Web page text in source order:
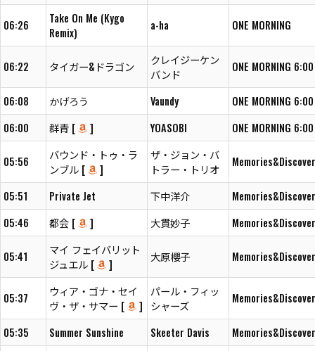
06:26
Take On Me (Kygo
Remix)
a-ha ONE MORNING
06:22 タイガー&ドラゴン
クレイジーケン
バンド
ONE MORNING 6:00
06:08 かげろう Vaundy
ONE MORNING 6:00
06:00
群青 [ ] YOASOBI ONE MORNING 6:00
05:56
バウンド・トゥ・ラ
ンブル [
]
ザ・ジョン・バ
トラー・トリオ
05:51 Private Jet 下中洋介
05:46
都会 [ ] 大貫妙子
05:41
マイ フェイバリット
ジュエル [
]
大原櫻子
05:37
ウィア・ゴナ・セイ
ヴ・ザ・サマー [
]
パール・フィッ
シャーズ
05:35 Summer Sunshine Skeeter Davis